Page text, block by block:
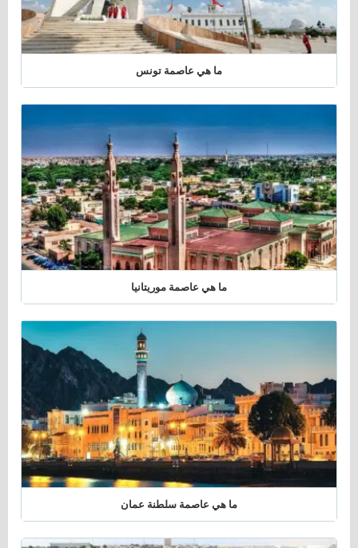
ما هي عاصمة تونس
ما هي عاصمة موريتانيا
ما هي عاصمة سلطنة عمان